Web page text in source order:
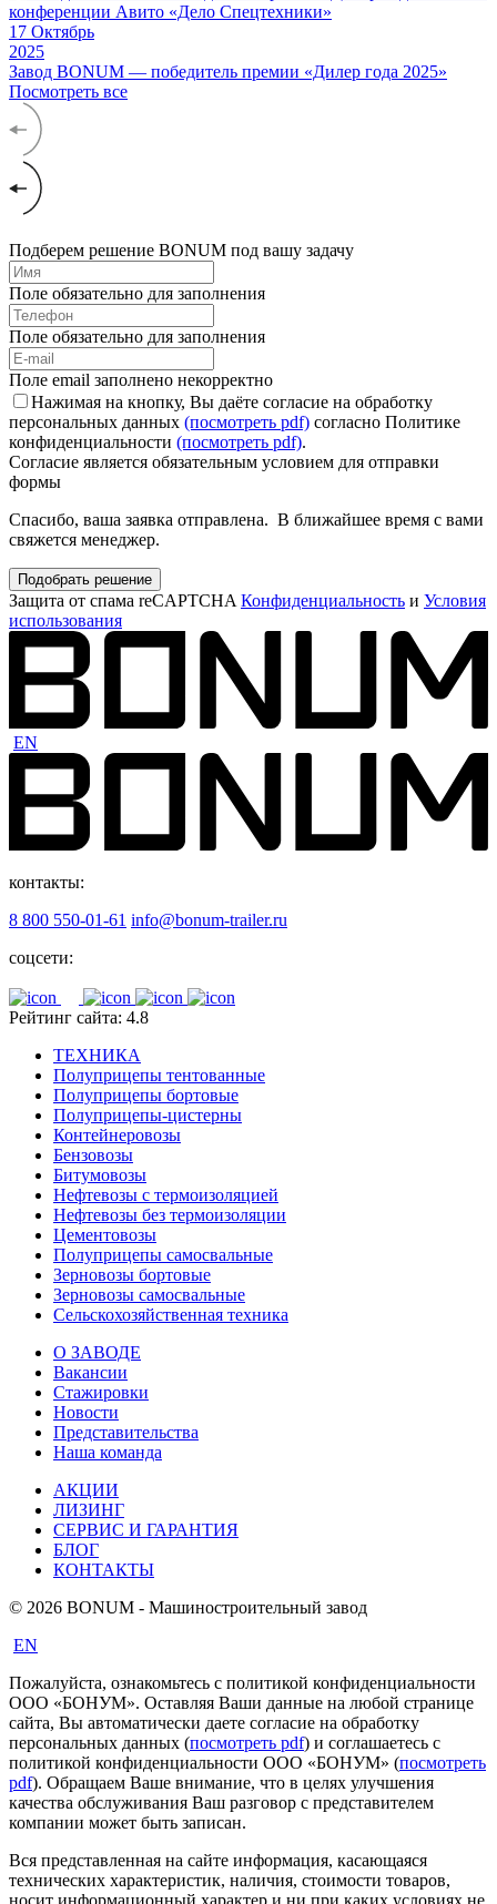
17 Октябрь
2025
Завод BONUM — победитель премии «Дилер года 2025»
Посмотреть все
Подберем решение BONUM под вашу задачу
Поле обязательно для заполнения
Поле обязательно для заполнения
Поле email заполнено некорректно
Нажимая на кнопку, Вы даёте согласие на обработку
персональных данных (посмотреть pdf) согласно Политике
конфиденциальности (посмотреть pdf).
Согласие является обязательным условием для отправки
формы
Спасибо, ваша заявка отправлена. В ближайшее время с вами
свяжется менеджер.
Подобрать решение
Защита от спама reCAPTCHA Конфиденциальность и Условия
использования
EN
контакты:
8 800 550-01-61 info@bonum-trailer.ru
соцсети:
Рейтинг сайта: 4.8
ТЕХНИКА
Полуприцепы тентованные
Полуприцепы бортовые
Полуприцепы-цистерны
Контейнеровозы
Бензовозы
Битумовозы
Нефтевозы с термоизоляцией
Нефтевозы без термоизоляции
Цементовозы
Полуприцепы самосвальные
Зерновозы бортовые
Зерновозы самосвальные
Сельскохозяйственная техника
О ЗАВОДЕ
Вакансии
Стажировки
Новости
Представительства
Наша команда
АКЦИИ
ЛИЗИНГ
СЕРВИС И ГАРАНТИЯ
БЛОГ
КОНТАКТЫ
© 2026 BONUM - Машиностроительный завод
EN
Пожалуйста, ознакомьтесь с политикой конфиденциальности
ООО «БОНУМ». Оставляя Ваши данные на любой странице
сайта, Вы автоматически даете согласие на обработку
персональных данных (посмотреть pdf) и соглашаетесь с
политикой конфиденциальности ООО «БОНУМ» (посмотреть
pdf). Обращаем Ваше внимание, что в целях улучшения
качества обслуживания Ваш разговор с представителем
компании может быть записан.
Вся представленная на сайте информация, касающаяся
технических характеристик, наличия, стоимости товаров,
носит информационный характер и ни при каких условиях не